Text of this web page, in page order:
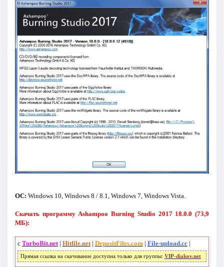
ОС: Windows 10, Windows 8 / 8.1, Windows 7, Windows Vista.
Скачать программу Ashampoo Burning Studio 2017 18.0.0 (73,9
МБ):
с TurboBit.net| Hitfile.net| DepositFiles.com| File-upload.cc|
Прямая ссылка на скачивание доступна только для группы: VIP-diakov.net